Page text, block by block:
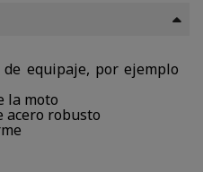
equipaje, por ejemplo
la moto
acero robusto